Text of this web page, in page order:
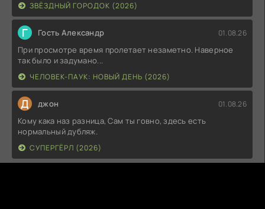
ЗВЁЗДНЫЙ ГОРОДОК (2026)
Г Гость Александр 01.08.26
При просмотре время пролетает незаметно. Наверное
так было и задумано...
ЧЕЛОВЕК-ПАУК: НОВЫЙ ДЕНЬ (2026)
Д джон 01.08.26
Кому кака наз разница, Сам ты говно, здесь есть
нормальный дубляж.
СУПЕРГЁРЛ (2026)